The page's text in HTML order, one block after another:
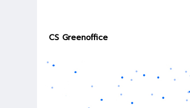
CS Greenoffice